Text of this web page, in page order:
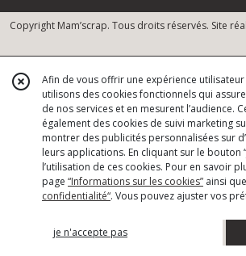
Copyright Mam’scrap. Tous droits réservés. Site
Afin de vous offrir une expérience
utilisons des cookies fonctionnels qui
de nos services et en mesurent l’audience.
également des cookies de suivi marketing
montrer des publicités personnalisées sur
leurs applications. En cliquant sur le bouton
l’utilisation de ces cookies. Pour en savoir
page “Informations sur les cookies” ainsi
confidentialité“. Vous pouvez ajuster vos
je n'accepte pas